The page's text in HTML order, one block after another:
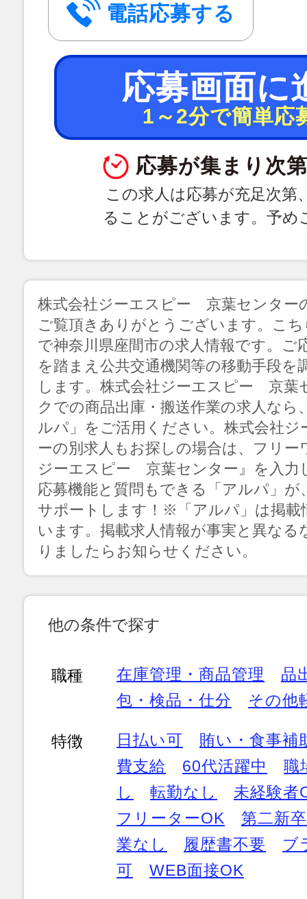
電話応募する
応募画面に
1～2分で簡単応
応募が集まり次
この求人は応募が充足次第
ることがございます。予め
株式会社ジーエスピー 京葉センター
ご覧頂きありがとうございます。こ
で神奈川県座間市の求人情報です。ご
を踏まえ公共交通機関等の移動手段
します。株式会社ジーエスピー 京葉
クでの商品出庫・搬送作業の求人なら
ルパ」をご活用ください。株式会社
ーの別求人もお探しの場合は、フリー
ジーエスピー 京葉センター』を入力
応募機能と質問もできる「アルパ」
サポートします！※「アルパ」は掲載
います。掲載求人情報が事実と異なる
りましたらお知らせください。
他の条件で探す
職種 在庫管理・商品管理
品
包・検品・仕分
その他
特徴 日払い可
賄い・食事補
費支給
60代活躍中
職
し
転勤なし
未経験者
フリーターOK
第二新
業なし
履歴書不要
ブ
可
WEB面接OK